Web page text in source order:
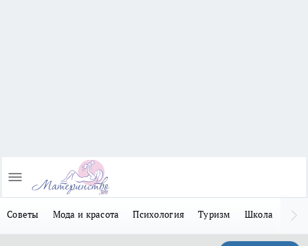
Советы Мода и красота Психология Туризм Школа